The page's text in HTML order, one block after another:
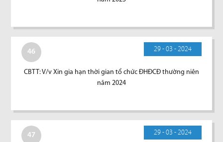
46 29 - 03 - 2024
CBTT: V/v Xin gia hạn thời gian tổ chức ĐHĐCĐ thường niên
năm 2024
47 29 - 03 - 2024